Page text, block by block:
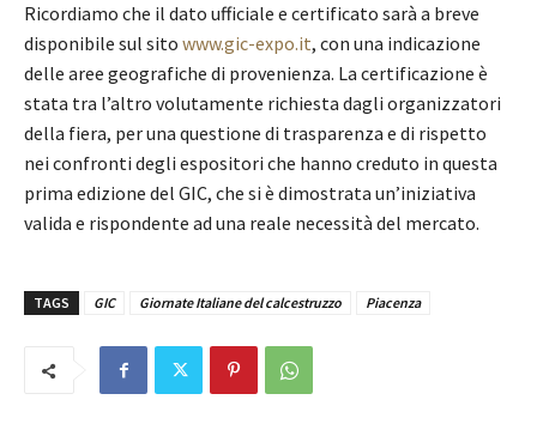
Ricordiamo che il dato ufficiale e certificato sarà a breve
disponibile sul sito www.gic-expo.it, con una indicazione
delle aree geografiche di provenienza. La certificazione è
stata tra l’altro volutamente richiesta dagli organizzatori
della fiera, per una questione di trasparenza e di rispetto
nei confronti degli espositori che hanno creduto in questa
prima edizione del GIC, che si è dimostrata un’iniziativa
valida e rispondente ad una reale necessità del mercato.
TAGS GIC Giornate Italiane del calcestruzzo Piacenza